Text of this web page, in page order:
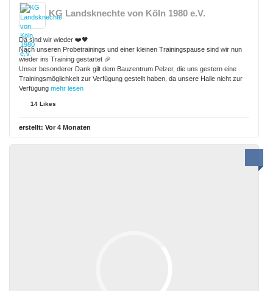
KG Landsknechte von Köln 1980 e.V.
Da sind wir wieder ❤️🖤
Nach unseren Probetrainings und einer kleinen Trainingspause sind wir nun
wieder ins Training gestartet 🎉
Unser besonderer Dank gilt dem Bauzentrum Pelzer, die uns gestern eine
Trainingsmöglichkeit zur Verfügung gestellt haben, da unsere Halle nicht zur
Verfügung mehr lesen
14 Likes
erstellt: Vor 4 Monaten